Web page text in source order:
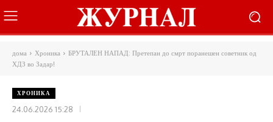
дома Хроника
БРУТАЛЕН НАПАД: Претепан до смрт поранешен советник од
ХДЗ во Задар!
ХРОНИКА
24.06.2026 15:28